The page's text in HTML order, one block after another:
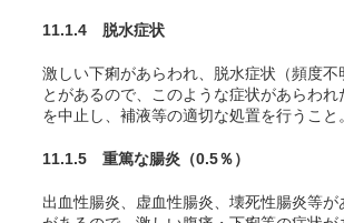
11.1.4 脱水症状
激しい下痢があらわれ、脱水症状（頻度不
とがあるので、このような症状があらわ
を中止し、補液等の適切な処置を行うこと。
11.1.5 重篤な腸炎 （0.5％）
出血性腸炎、虚血性腸炎、壊死性腸炎等が